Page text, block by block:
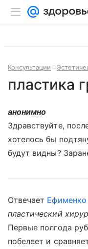
Консультации
пластика
анонимно
Здравствуйте,
хотелось бы
будут видны?
Отвечает Ефименко
пластический
Первые полгода
побелеет и